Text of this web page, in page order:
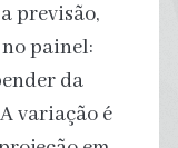
previsão,
painel:
da
variação é